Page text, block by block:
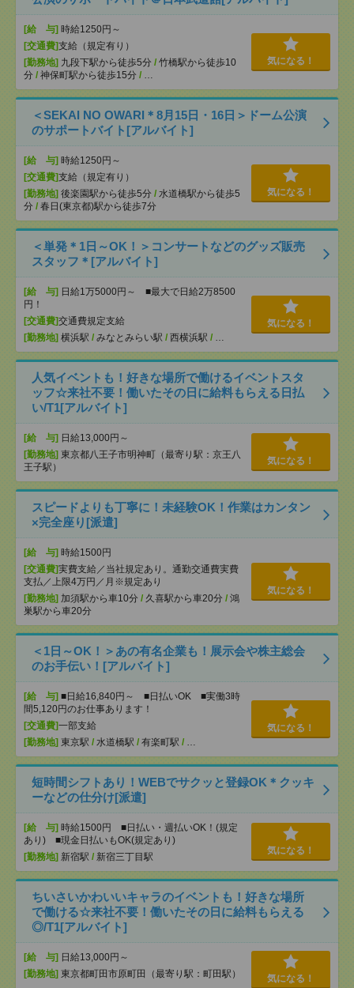
[給 与] 時給1250円～
[交通費]支給（規定有り）
[勤務地] 九段下駅から徒歩5分 / 竹橋駅から徒歩10
分 / 神保町駅から徒歩15分 / …
気になる！
＜SEKAI NO OWARI＊8月15日・16日＞ドーム公演
のサポートバイト[アルバイト]
[給 与] 時給1250円～
[交通費]支給（規定有り）
[勤務地] 後楽園駅から徒歩5分 / 水道橋駅から徒歩5
分 / 春日(東京都)駅から徒歩7分
気になる！
＜単発＊1日～OK！＞コンサートなどのグッズ販売
スタッフ＊[アルバイト]
[給 与] 日給1万5000円～ ■最大で日給2万8500
円！
[交通費]交通費規定支給
[勤務地] 横浜駅 / みなとみらい駅 / 西横浜駅 / …
気になる！
人気イベントも！好きな場所で働けるイベントスタ
ッフ☆来社不要！働いたその日に給料もらえる日払
い/T1[アルバイト]
[給 与] 日給13,000円～
[勤務地] 東京都八王子市明神町（最寄り駅：京王八
王子駅）
気になる！
スピードよりも丁寧に！未経験OK！作業はカンタン
×完全座り[派遣]
[給 与] 時給1500円
[交通費]実費支給／当社規定あり。通勤交通費実費
支払／上限4万円／月※規定あり
[勤務地] 加須駅から車10分 / 久喜駅から車20分 / 鴻
巣駅から車20分
気になる！
＜1日～OK！＞あの有名企業も！展示会や株主総会
のお手伝い！[アルバイト]
[給 与] ■日給16,840円～ ■日払いOK ■実働3時
間5,120円のお仕事あります！
[交通費]一部支給
[勤務地] 東京駅 / 水道橋駅 / 有楽町駅 / …
気になる！
短時間シフトあり！WEBでサクッと登録OK＊クッキ
ーなどの仕分け[派遣]
[給 与] 時給1500円 ■日払い・週払いOK！(規定
あり) ■現金日払いもOK(規定あり)
[勤務地] 新宿駅 / 新宿三丁目駅
気になる！
ちいさいかわいいキャラのイベントも！好きな場所
で働ける☆来社不要！働いたその日に給料もらえる
◎/T1[アルバイト]
[給 与] 日給13,000円～
[勤務地] 東京都町田市原町田（最寄り駅：町田駅） 気になる！